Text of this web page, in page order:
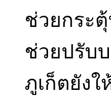
ช่วยกระ
ช่วยปรับ
ภูเก็ตยัง